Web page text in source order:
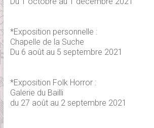
*Exposition personnelle :
Chapelle de la Suche
Du 6 août au 5 septembre 2021
*Exposition Folk Horror :
Galerie du Bailli
du 27 août au 2 septembre 2021